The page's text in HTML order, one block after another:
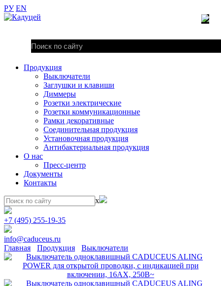
РУ EN
Продукция
Выключатели
Заглушки и клавиши
Диммеры
Розетки электрические
Розетки коммуникационные
Рамки декоративные
Соединительная продукция
Установочная продукция
Антибактериальная продукция
О нас
Пресс-центр
Документы
Контакты
x
+7 (495) 255-19-35
info@caduceus.ru
Главная
Продукция Выключатели